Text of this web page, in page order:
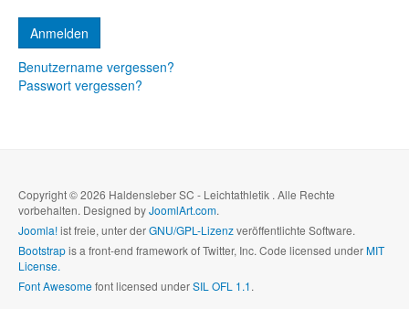
Benutzername vergessen?
Passwort vergessen?
Copyright © 2026 Haldensleber SC - Leichtathletik . Alle Rechte
vorbehalten. Designed byJoomlArt.com.
Joomla!ist freie, unter derGNU/GPL-Lizenzveröffentlichte Software.
Bootstrapis a front-end framework of Twitter, Inc. Code licensed underMIT
License.
Font Awesomefont licensed underSIL OFL 1.1.